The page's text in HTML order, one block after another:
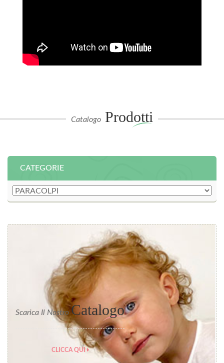
Catalogo Prodotti
CATEGORIE
Scarica Il Nostro Catalogo
CLICCA QUI